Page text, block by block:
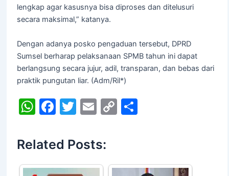
lengkap agar kasusnya bisa diproses dan ditelusuri
secara maksimal,” katanya.
Dengan adanya posko pengaduan tersebut, DPRD
Sumsel berharap pelaksanaan SPMB tahun ini dapat
berlangsung secara jujur, adil, transparan, dan bebas dari
praktik pungutan liar. (Adm/Ril*)
W
at
s
A
F
c
e
b
T
itt
er
E
ai
l
C
Li
S
Related Posts: